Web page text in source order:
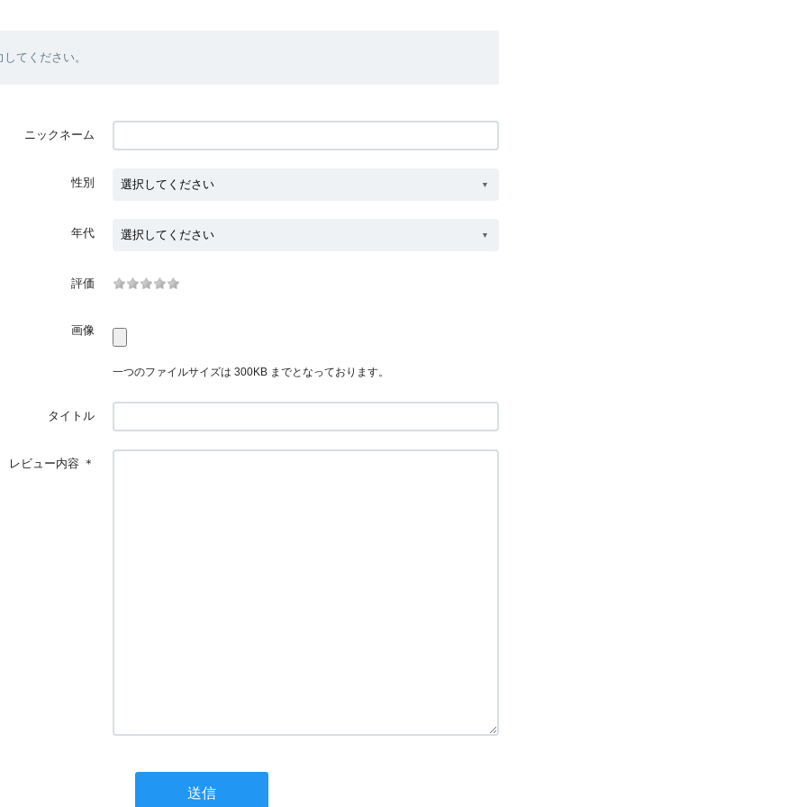
てください。
ニックネーム
性別
年代
評価
画像
一つのファイルサイズは 300KB までとなっております。
タイトル
レビュー内容 ＊